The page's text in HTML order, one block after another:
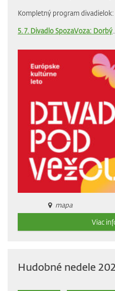
Kompletný program divadielok:
5. 7. Divadlo SpozaVoza: Dorbý
mapa
Viac
Hudobné nedele